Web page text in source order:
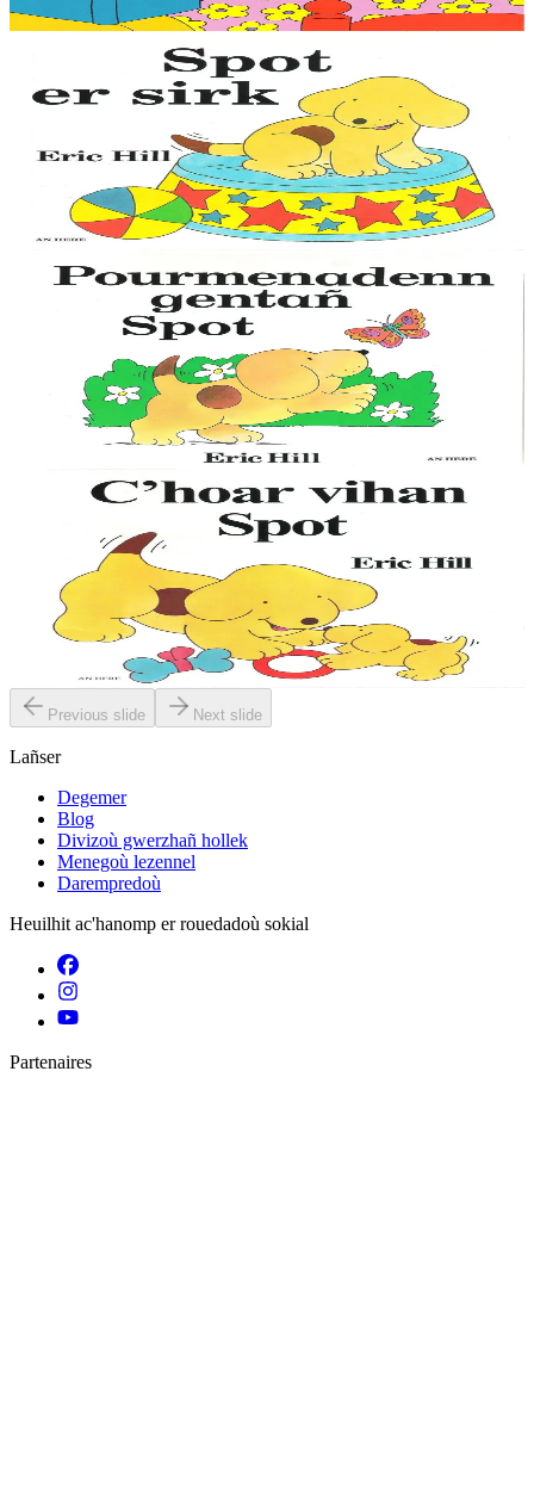
Er stok10,00 €
Spot er sirk
Spot ar c'hi bihan zo mil anavezet, gant e droioù kaer a c'hell ar
vugale kemer perzh enno en ur sevel ar skeudennoù kuzh-diguzh.
An dastumad-mañ, a vez kavet...
Er stok9,00 €
An Here
Pourmenadenn gentañ Spot
Spot ar c'hi bihan zo mil anavezet, gant e droioù kaer a c'hell ar
vugale kemer perzh enno en ur sevel ar skeudennoù kuzh-diguzh.
An dastumad-mañ, a vez kavet...
1 vloaz hag ouzhpenn
C'hoar vihan Spot
Spot ar c'hi bihan zo mil anavezet, gant e droioù kaer a c'hell ar
vugale kemer perzh enno en ur sevel ar skeudennoù kuzh-diguzh.
An dastumad-mañ, a vez kavet...
9,00 €
Previous slide Next slide
Lañser
Degemer
Blog
Divizoù gwerzhañ hollek
Menegoù lezennel
Darempredoù
Heuilhit ac'hanomp er rouedadoù sokial
Partenaires